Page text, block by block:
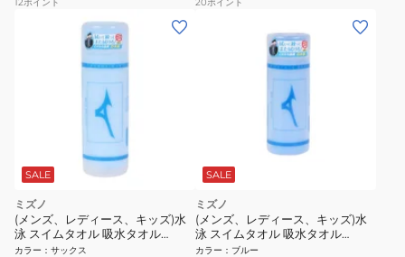
SALE
ミズノ
(メンズ、レディース、キッズ)水
泳 スイムタオル 吸水タオル
N2JYB01019
カラー ： サックス
SALE
ミズノ
(メンズ、レディース、キッズ)水
泳 スイムタオル 吸水タオル
N2JYB01127
カラー ： ブルー